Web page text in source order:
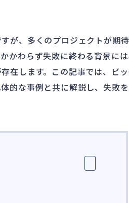
が、多くのプロジェクトが期
かわらず失敗に終わる背景には
在します。この記事では、ビ
的な事例と共に解説し、失敗